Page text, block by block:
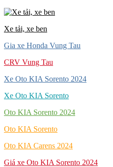
Xe tải, xe ben
Gia xe Honda Vung Tau
CRV Vung Tau
Xe Oto KIA Sorento 2024
Xe Oto KIA Sorento
Oto KIA Sorento 2024
Oto KIA Sorento
Oto KIA Carens 2024
Giá xe Oto KIA Sorento 2024